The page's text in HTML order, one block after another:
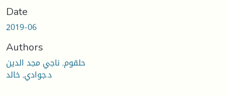
Date
2019-06
Authors
حلقوم, ناجي مجد الدين
د.جوادي, خالد